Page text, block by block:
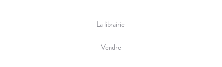
La librairie
Vendre